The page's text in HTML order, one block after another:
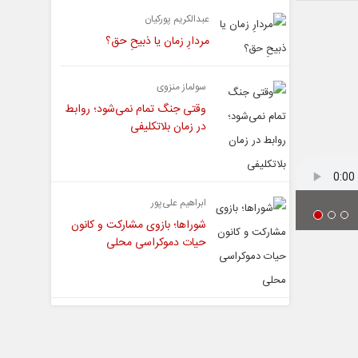
عبدالکریم پورکیان
مردارِ زمان یا ذبیحِ حق؟
سولماز منزوی
وقتی جنگ تمام نمی‌شود؛ روابط
در زمان بلاتکلیفی
ابراهیم علی‌پور
شوراها؛ بازوی مشارکت و کانون
حیات دموکراسی محلی